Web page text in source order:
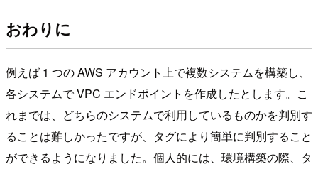
おわりに
例えば 1 つの AWS アカウント上で複数システムを構築し、
各システムで VPC エンドポイントを作成したとします。こ
れまでは、どちらのシステムで利用しているものかを判別す
ることは難しかったですが、タグにより簡単に判別すること
ができるようになりました。個人的には、環境構築の際、タ